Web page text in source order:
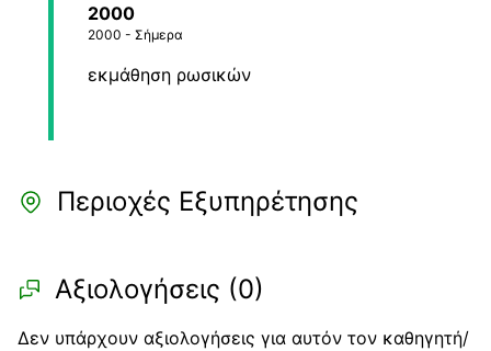
2000
2000 - Σήμερα
εκμάθηση ρωσικών
Περιοχές Εξυπηρέτησης
Αξιολογήσεις (0)
Δεν υπάρχουν αξιολογήσεις για αυτόν τον καθηγητή/